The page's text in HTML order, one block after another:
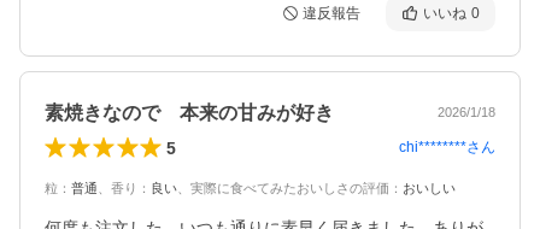
違反報告 いいね 0
素焼きなので 本来の甘みが好き 2026/1/18
5 chi********さん
粒 ： 普通 香り ： 良い 実際に食べてみたおいしさの評価 ： おいしい